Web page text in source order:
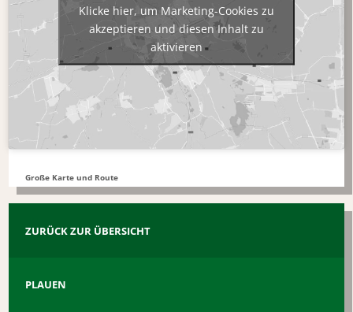
Klicke hier, um Marketing-Cookies zu
akzeptieren und diesen Inhalt zu
aktivieren
Große Karte und Route
ZURÜCK ZUR ÜBERSICHT
PLAUEN